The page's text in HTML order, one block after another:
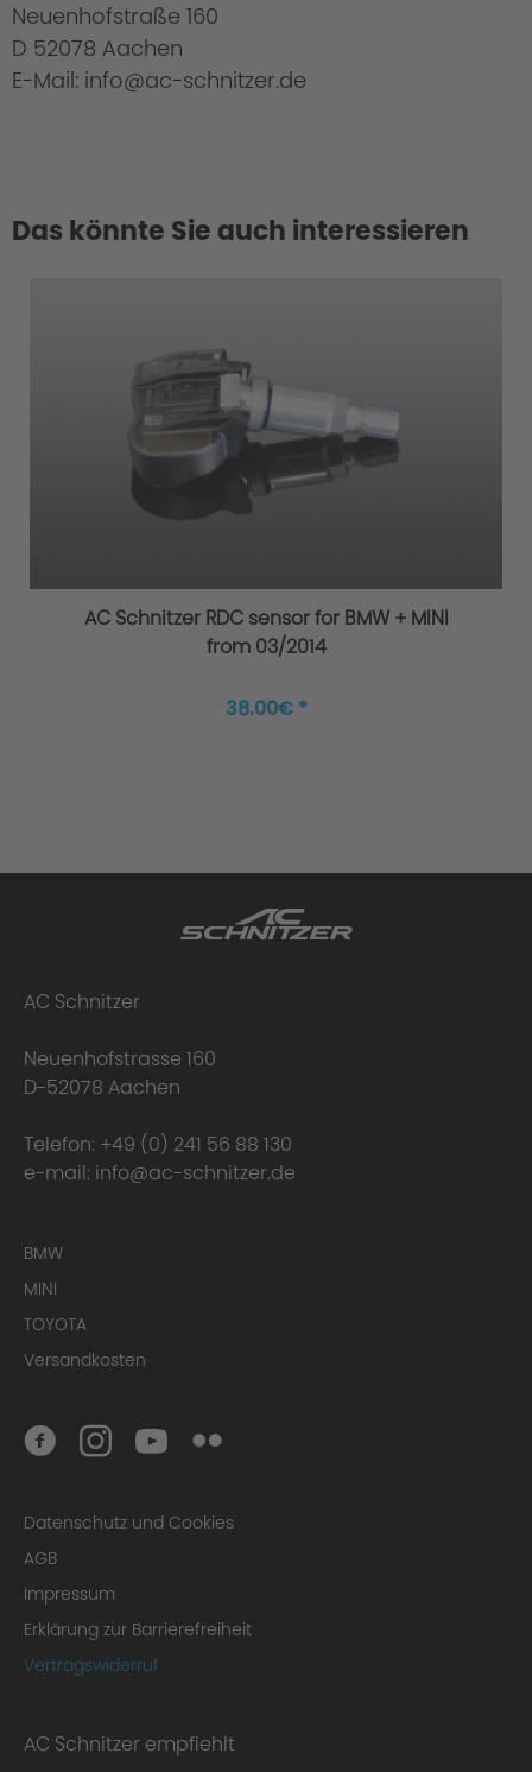
Neuenhofstraße 160
D 52078 Aachen
E-Mail: info@ac-schnitzer.de
Das könnte Sie auch interessieren
AC Schnitzer RDC sensor for BMW + MINI
from 03/2014
38.00€ *
AC Schnitzer
Neuenhofstrasse 160
D-52078 Aachen
Telefon: +49 (0) 241 56 88 130
e-mail: info@ac-schnitzer.de
BMW
MINI
TOYOTA
Versandkosten
Datenschutz und Cookies
AGB
Impressum
Erklärung zur Barrierefreiheit
Vertragswiderruf
AC Schnitzer empfiehlt